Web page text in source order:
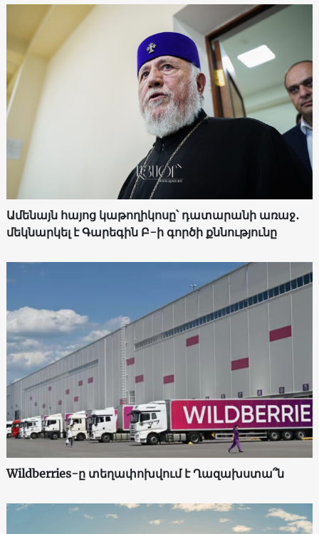
Ամենայն հայոց կաթողիկոսը՝ դատարանի առաջ․
մեկնարկել է Գարեգին Բ-ի գործի քննությունը
Wildberries-ը տեղափոխվում է Ղազախստա՞ն